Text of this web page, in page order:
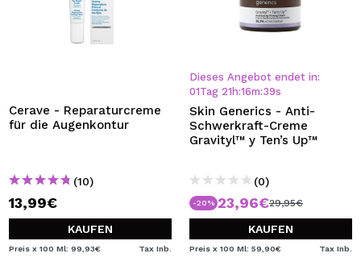
OFERTAS Y REBAJAS DE MAQUIFARMA
Cerave - Reparaturcreme
für die Augenkontur
(10)
13,99€
KAUFEN
Preis x 100 Ml: 99,93€ Tax Inb.
Dieses Angebot endet in:
01Tag 21 h:16m:38s
Skin Generics - Anti-
Schwerkraft-Creme
Gravityl™ y Ten’s Up™
(0)
-20% 23,96€29,95€
KAUFEN
Preis x 100 Ml: 59,90€ Tax Inb.